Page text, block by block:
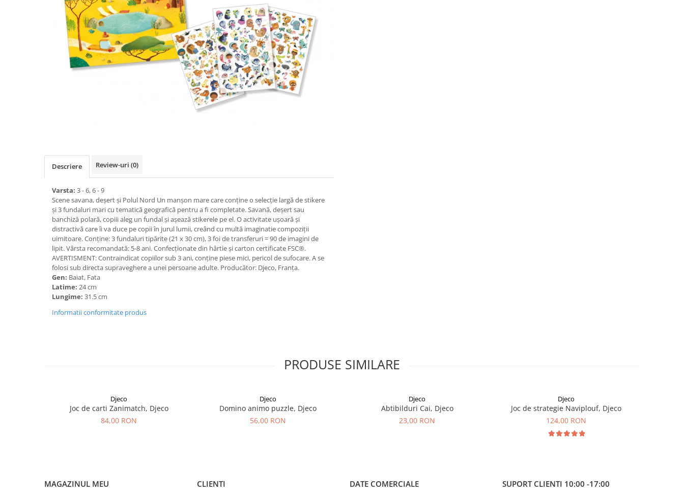
Descriere Review-uri (0)
Varsta: 3 - 6, 6 - 9
Scene savana, deșert și Polul Nord Un manșon mare care conține o selecție largă de stikere
și 3 fundaluri mari cu tematică geografică pentru a fi completate. Savană, deșert sau
banchiză polară, copiii aleg un fundal și așează stikerele pe el. O activitate ușoară și
distractivă care îi va duce pe copii în jurul lumii, creând cu multă imaginatie compoziții
uimitoare. Conține: 3 fundaluri tipărite (21 x 30 cm), 3 foi de transferuri = 90 de imagini de
lipit. Vârsta recomandată: 5-8 ani. Confecționate din hârtie și carton certificate FSC®.
AVERTISMENT: Contraindicat copiilor sub 3 ani, conține piese mici, pericol de sufocare. A se
folosi sub directa supraveghere a unei persoane adulte. Producător: Djeco, Franța.
Gen: Baiat, Fata
Latime: 24 cm
Lungime: 31.5 cm
Informatii conformitate produs
PRODUSE SIMILARE
Djeco
Joc de carti Zanimatch, Djeco
84,00 RON
Djeco
Domino animo puzzle, Djeco
56,00 RON
Djeco
Abtibilduri Cai, Djeco
23,00 RON
Djeco
Joc de strategie Naviplouf, Djeco
124,00 RON
MAGAZINUL MEU CLIENTI DATE COMERCIALE SUPORT CLIENTI 10:00 -17:00